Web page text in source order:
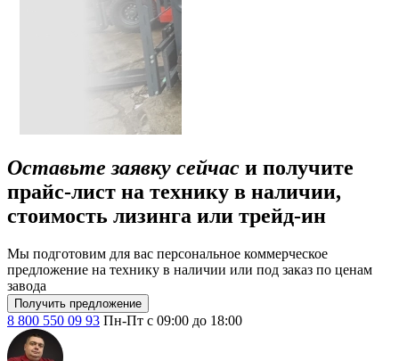
Оставьте заявку сейчас и получите
прайс-лист на технику в наличии,
стоимость лизинга или трейд-ин
Мы подготовим для вас персональное коммерческое
предложение на технику в наличии или под заказ по ценам
завода
Получить предложение
8 800 550 09 93 Пн-Пт с 09:00 до 18:00